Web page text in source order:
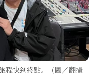
程快到終點。（圖／翻攝